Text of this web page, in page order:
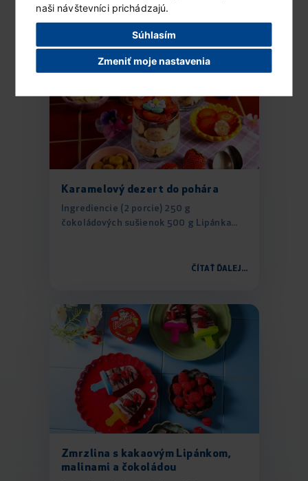
naši návštevníci prichádzajú.
Súhlasím
Zmeniť moje nastavenia
Karamelový dezert do pohára
Ingrediencie (2 porcie) 250 g
čokoládových sušienok 500 g Lipánka...
ČÍTAŤ ĎALEJ...
Zmrzlina s kakaovým Lipánkom,
malinami a čokoládou